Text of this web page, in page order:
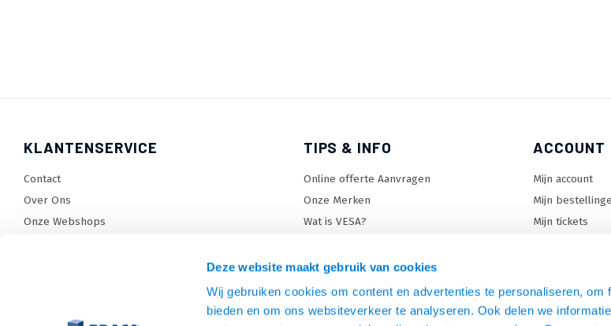
Deze website maakt gebruik van cookies
Wij gebruiken cookies om content en advertenties te personaliseren, om
bieden en om ons websiteverkeer te analyseren. Ook delen we
KLANTENSERVICE
Contact
Over Ons
Onze Webshops
TIPS & INFO
Online offerte Aanvragen
Onze Merken
Wat is VESA?
TV standaard keuzehulp
TV lift keuzehulp
Monitorarm keuzehulp
ACCOUNT
Mijn account
Mijn
Mijn tickets